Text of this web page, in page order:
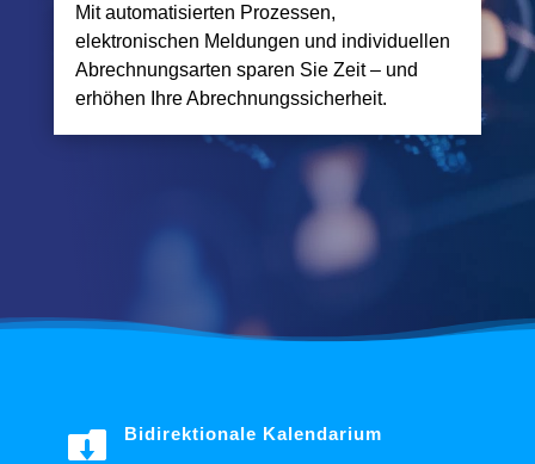
Mit automatisierten Prozessen,
elektronischen Meldungen und individuellen
Abrechnungsarten sparen Sie Zeit – und
erhöhen Ihre Abrechnungssicherheit.
 Bidirektionale Kalendarium